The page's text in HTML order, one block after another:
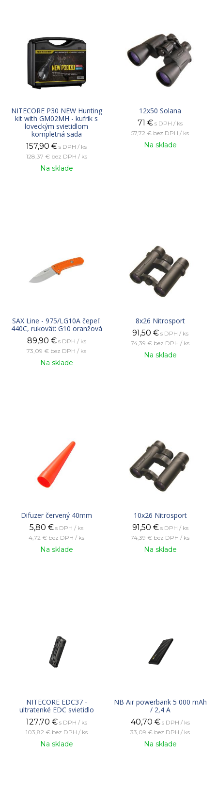
NITECORE P30 NEW Hunting
kit with GM02MH - kufrík s
loveckým svietidlom
kompletná sada
157,90 € s DPH / ks
128,37 € bez DPH / ks
Na sklade
12x50 Solana
71 € s DPH / ks
57,72 € bez DPH / ks
Na sklade
SAX Line - 975/LG10A čepeľ:
440C, rukoväť: G10 oranžová
89,90 € s DPH / ks
73,09 € bez DPH / ks
Na sklade
8x26 Nitrosport
91,50 € s DPH / ks
74,39 € bez DPH / ks
Na sklade
Difuzer červený 40mm
5,80 € s DPH / ks
4,72 € bez DPH / ks
Na sklade
10x26 Nitrosport
91,50 € s DPH / ks
74,39 € bez DPH / ks
Na sklade
NITECORE EDC37 -
ultratenké EDC svietidlo
127,70 € s DPH / ks
103,82 € bez DPH / ks
Na sklade
NB Air powerbank 5 000 mAh
/ 2,4 A
40,70 € s DPH / ks
33,09 € bez DPH / ks
Na sklade